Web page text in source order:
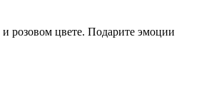
розовом цвете. Подарите эмоции